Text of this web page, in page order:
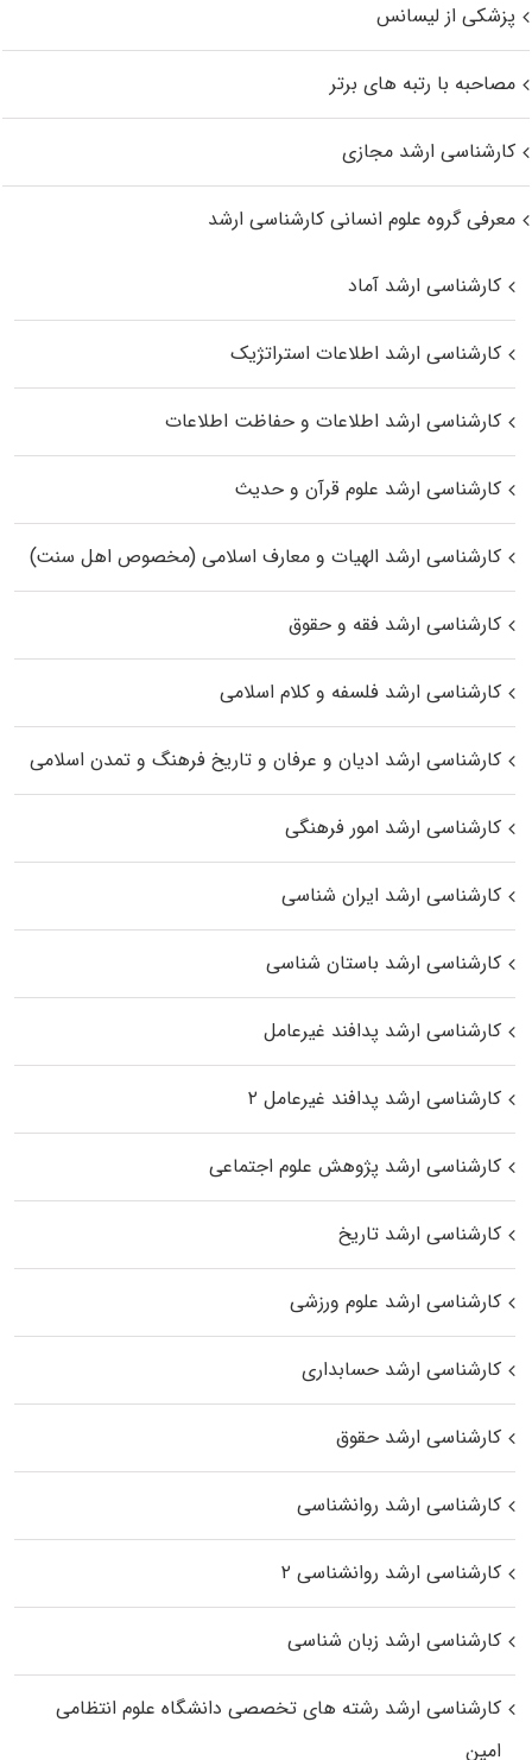
پزشکی از لیسانس
مصاحبه با رتبه های برتر
کارشناسی ارشد مجازی
معرفی گروه علوم انسانی کارشناسی ارشد
کارشناسی ارشد آماد
کارشناسی ارشد اطلاعات استراتژیک
کارشناسی ارشد اطلاعات و حفاظت اطلاعات
کارشناسی ارشد علوم قرآن و حدیث
کارشناسی ارشد الهیات و معارف اسلامی (مخصوص اهل سنت)
کارشناسی ارشد فقه و حقوق
کارشناسی ارشد فلسفه و کلام اسلامی
کارشناسی ارشد ادیان و عرفان و تاریخ فرهنگ و تمدن اسلامی
کارشناسی ارشد امور فرهنگی
کارشناسی ارشد ایران شناسی
کارشناسی ارشد باستان شناسی
کارشناسی ارشد پدافند غیرعامل
کارشناسی ارشد پدافند غیرعامل ۲
کارشناسی ارشد پژوهش علوم اجتماعی
کارشناسی ارشد تاریخ
کارشناسی ارشد علوم ورزشی
کارشناسی ارشد حسابداری
کارشناسی ارشد حقوق
کارشناسی ارشد روانشناسی
کارشناسی ارشد روانشناسی ۲
کارشناسی ارشد زبان شناسی
کارشناسی ارشد رﺷﺘﻪ ﻫﺎی تخصصی داﻧﺸﮕﺎه ﻋﻠﻮم انتظامی
اﻣﻴﻦ